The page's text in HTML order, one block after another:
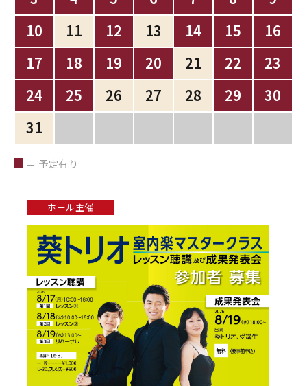
10
11 12 13 14 15
16
17
18 19 20 21 22
23
24
25 26 27 28 29
30
31
＝ 予定有り
ホール主催